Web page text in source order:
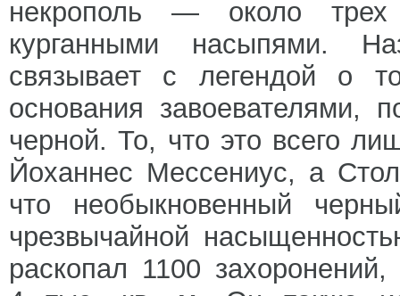
некрополь — около трех
курганными насыпями.
связывает с легендой о
основания завоевателями,
черной. То, что это всего
Йоханнес Мессениус, а
что необыкновенный
чрезвычайной
раскопал 1100